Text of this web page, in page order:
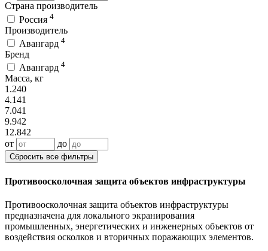
Страна производитель
Россия 4
Производитель
Авангард 4
Бренд
Авангард 4
Масса, кг
1.240
4.141
7.041
9.942
12.842
от
до
Сбросить все фильтры
Противоосколочная защита объектов инфраструктуры
Противоосколочная защита объектов инфраструктуры
предназначена для локального экранирования
промышленных, энергетических и инженерных объектов от
воздействия осколков и вторичных поражающих элементов.